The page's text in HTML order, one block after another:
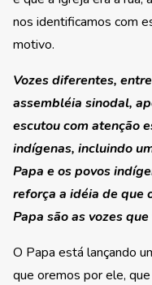
nos identificamos com
motivo.
Vozes diferentes,
assembléia sinodal,
escutou com atenção
indígenas, incluindo
Papa e os povos
reforça a idéia de que
Papa são as vozes
O Papa está lançando
que oremos por ele,